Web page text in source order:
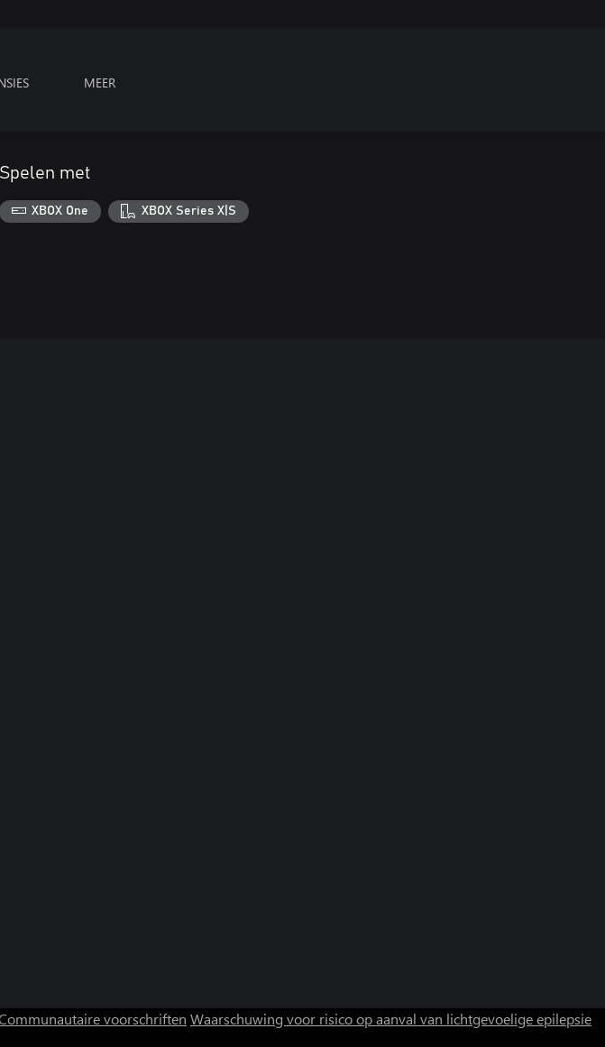
MEER
Spelen met
XBOX One XBOX Series X|S
voorschriften Waarschuwing voor risico op aanval van lichtgevoelige epilepsie